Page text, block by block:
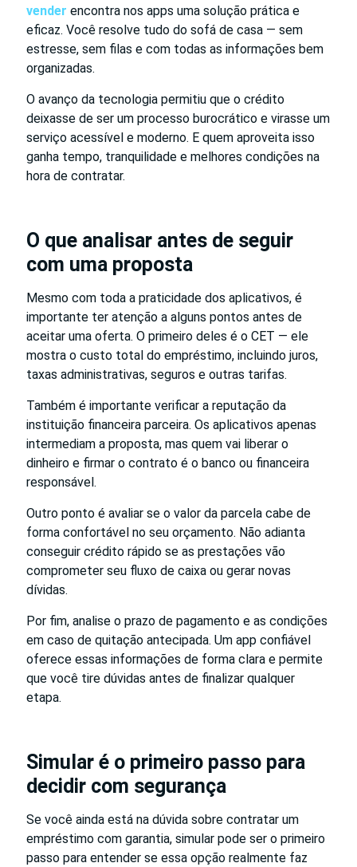
vender encontra nos apps uma solução prática e
eficaz. Você resolve tudo do sofá de casa — sem
estresse, sem filas e com todas as informações bem
organizadas.
O avanço da tecnologia permitiu que o crédito
deixasse de ser um processo burocrático e virasse um
serviço acessível e moderno. E quem aproveita isso
ganha tempo, tranquilidade e melhores condições na
hora de contratar.
O que analisar antes de seguir
com uma proposta
Mesmo com toda a praticidade dos aplicativos, é
importante ter atenção a alguns pontos antes de
aceitar uma oferta. O primeiro deles é o CET — ele
mostra o custo total do empréstimo, incluindo juros,
taxas administrativas, seguros e outras tarifas.
Também é importante verificar a reputação da
instituição financeira parceira. Os aplicativos apenas
intermediam a proposta, mas quem vai liberar o
dinheiro e firmar o contrato é o banco ou financeira
responsável.
Outro ponto é avaliar se o valor da parcela cabe de
forma confortável no seu orçamento. Não adianta
conseguir crédito rápido se as prestações vão
comprometer seu fluxo de caixa ou gerar novas
dívidas.
Por fim, analise o prazo de pagamento e as condições
em caso de quitação antecipada. Um app confiável
oferece essas informações de forma clara e permite
que você tire dúvidas antes de finalizar qualquer
etapa.
Simular é o primeiro passo para
decidir com segurança
Se você ainda está na dúvida sobre contratar um
empréstimo com garantia, simular pode ser o primeiro
passo para entender se essa opção realmente faz